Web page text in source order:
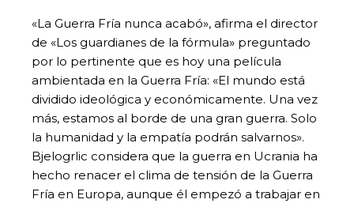
«La Guerra Fría nunca acabó», afirma el director
de «Los guardianes de la fórmula» preguntado
por lo pertinente que es hoy una película
ambientada en la Guerra Fría: «El mundo está
dividido ideológica y económicamente. Una vez
más, estamos al borde de una gran guerra. Solo
la humanidad y la empatía podrán salvarnos».
Bjelogrlic considera que la guerra en Ucrania ha
hecho renacer el clima de tensión de la Guerra
Fría en Europa, aunque él empezó a trabajar en